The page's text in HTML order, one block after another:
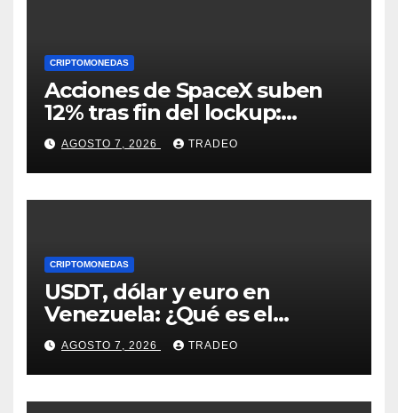
CRIPTOMONEDAS
Acciones de SpaceX suben
12% tras fin del lockup:
¿Hasta dónde podrían llegar
en agosto?
AGOSTO 7, 2026 TRADEO
CRIPTOMONEDAS
USDT, dólar y euro en
Venezuela: ¿Qué es el
fenómeno “Rockets and
Feathers”?
AGOSTO 7, 2026 TRADEO